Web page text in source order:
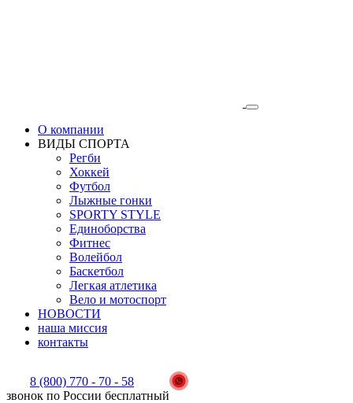
О компании
ВИДЫ СПОРТА
Регби
Хоккей
Футбол
Лыжные гонки
SPORTY STYLE
Единоборства
Фитнес
Волейбол
Баскетбол
Легкая атлетика
Вело и мотоспорт
НОВОСТИ
наша миссия
контакты
8 (800) 770 - 70 - 58
звонок по России бесплатный